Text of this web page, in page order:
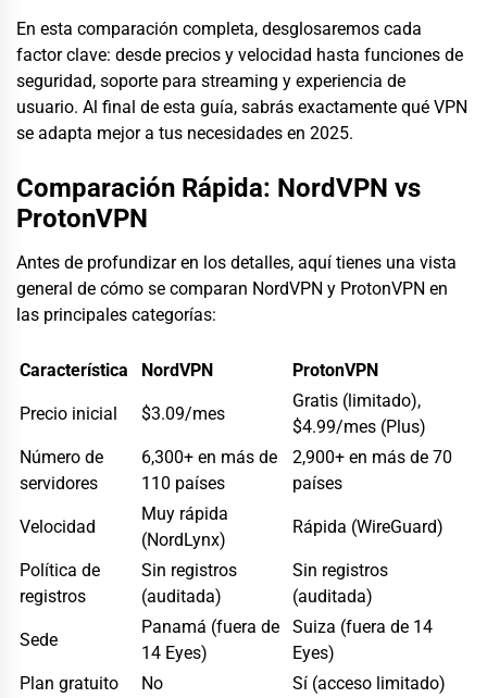
En esta comparación completa, desglosaremos cada
factor clave: desde precios y velocidad hasta funciones de
seguridad, soporte para streaming y experiencia de
usuario. Al final de esta guía, sabrás exactamente qué VPN
se adapta mejor a tus necesidades en 2025.
Comparación Rápida: NordVPN vs
ProtonVPN
Antes de profundizar en los detalles, aquí tienes una vista
general de cómo se comparan NordVPN y ProtonVPN en
las principales categorías:
Característica NordVPN ProtonVPN
Precio inicial $3.09/mes
Gratis (limitado),
$4.99/mes (Plus)
Número de
servidores
6,300+ en más de
110 países
2,900+ en más de 70
países
Velocidad
Muy rápida
(NordLynx)
Rápida (WireGuard)
Política de
registros
Sin registros
(auditada)
Sin registros
(auditada)
Sede
Panamá (fuera de
14 Eyes)
Suiza (fuera de 14
Eyes)
Plan gratuito
No
Sí (acceso limitado)